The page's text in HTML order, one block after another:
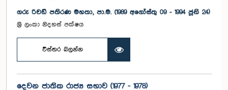
ගරු රිචඩ් පතිරණ මහතා, පා.ම. (1989 අගෝස්තු 09 - 1994 ජූනි 24)
ශ්‍රී ලංකා නිදහස් පක්ෂය
විස්තර බලන්න
දෙවන ජාතික රාජ්‍ය සභාව (1977 - 1978)